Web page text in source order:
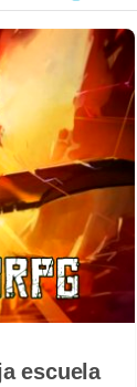
escuela